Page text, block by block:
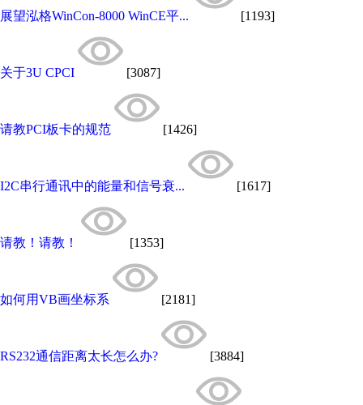
展望泓格WinCon-8000 WinCE平... [1193]
关于3U CPCI [3087]
请教PCI板卡的规范 [1426]
I2C串行通讯中的能量和信号衰... [1617]
请教！请教！ [1353]
如何用VB画坐标系 [2181]
RS232通信距离太长怎么办? [3884]